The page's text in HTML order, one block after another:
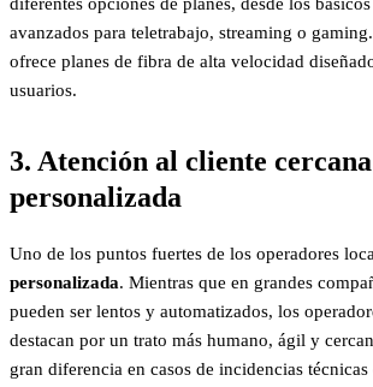
diferentes opciones de planes, desde los
avanzados para teletrabajo, streaming o gaming.
ofrece planes de fibra de alta velocidad
usuarios.
3. Atención al cliente
personalizada
Uno de los puntos fuertes de los operadores
personalizada. Mientras que en grandes
pueden ser lentos y automatizados, los
destacan por un trato más humano, ágil y
gran diferencia en casos de incidencias técnicas